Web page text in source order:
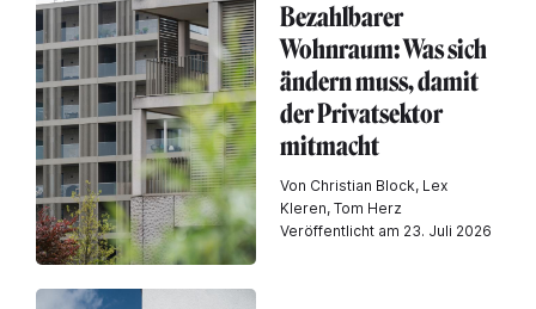
Bezahlbarer
Wohnraum: Was sich
ändern muss, damit
der Privatsektor
mitmacht
Von Christian Block, Lex
Kleren, Tom Herz
Veröffentlicht am 23. Juli 2026